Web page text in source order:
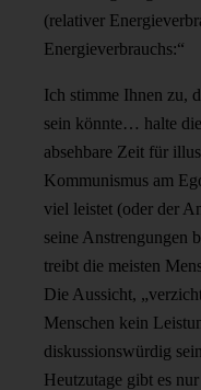
(relativer
Energieverbrauchs:“
Ich stimme Ihnen zu,
sein könnte… halte
absehbare Zeit für
Kommunismus am
viel leistet (oder der
seine Anstrengungen
treibt die meisten
Die Aussicht,
Menschen kein
diskussionswürdig
Heutzutage gibt es